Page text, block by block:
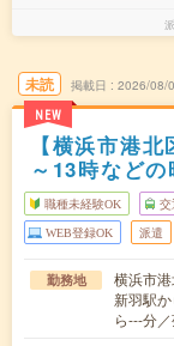
未読
NEW
掲載日 2026/08/
【横浜市港
～13時などの
職種未経験OK 交
WEB登録OK 派遣
勤務地
横浜市
新羽駅
ら---分